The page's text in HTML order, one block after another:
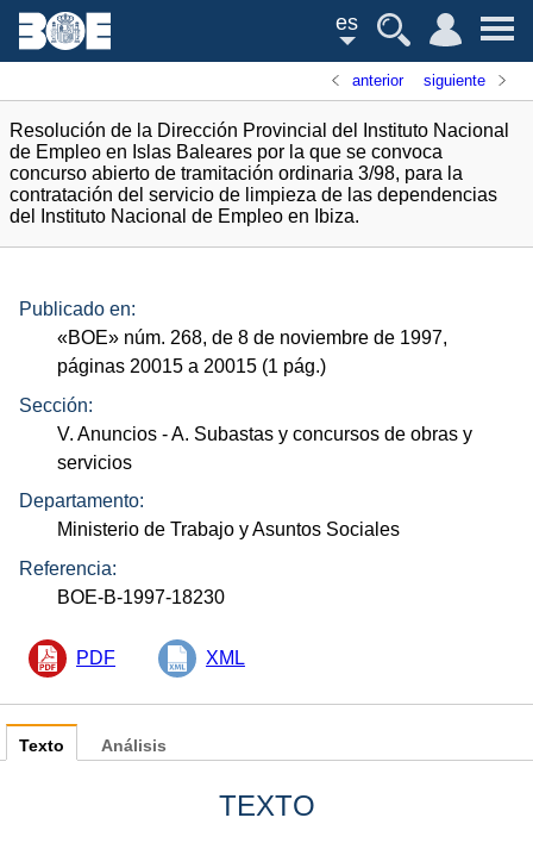
es
anterior siguiente
Resolución de la Dirección Provincial del Instituto Nacional
de Empleo en Islas Baleares por la que se convoca
concurso abierto de tramitación ordinaria 3/98, para la
contratación del servicio de limpieza de las dependencias
del Instituto Nacional de Empleo en Ibiza.
Publicado en:
«BOE» núm. 268, de 8 de noviembre de 1997,
páginas 20015 a 20015 (1 pág.)
Sección:
V. Anuncios - A. Subastas y concursos de obras y
servicios
Departamento:
Ministerio de Trabajo y Asuntos Sociales
Referencia:
BOE-B-1997-18230
PDF XML
Texto
TEXTO
Análisis